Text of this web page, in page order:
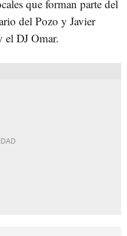
que forman parte del
del Pozo y Javier
DJ Omar.